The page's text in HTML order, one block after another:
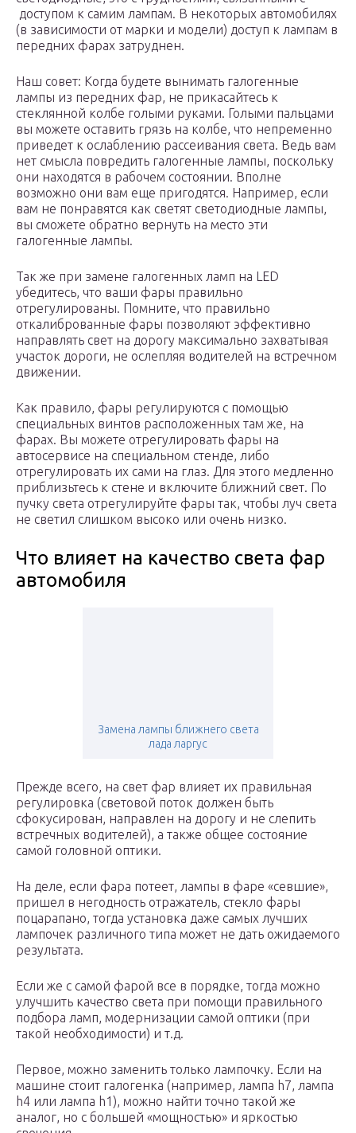
доступом к самим лампам. В некоторых автомобилях
(в зависимости от марки и модели) доступ к лампам в
передних фарах затруднен.
Наш совет: Когда будете вынимать галогенные
лампы из передних фар, не прикасайтесь к
стеклянной колбе голыми руками. Голыми пальцами
вы можете оставить грязь на колбе, что непременно
приведет к ослаблению рассеивания света. Ведь вам
нет смысла повредить галогенные лампы, поскольку
они находятся в рабочем состоянии. Вполне
возможно они вам еще пригодятся. Например, если
вам не понравятся как светят светодиодные лампы,
вы сможете обратно вернуть на место эти
галогенные лампы.
Так же при замене галогенных ламп на LED
убедитесь, что ваши фары правильно
отрегулированы. Помните, что правильно
откалиброванные фары позволяют эффективно
направлять свет на дорогу максимально захватывая
участок дороги, не ослепляя водителей на встречном
движении.
Как правило, фары регулируются с помощью
специальных винтов расположенных там же, на
фарах. Вы можете отрегулировать фары на
автосервисе на специальном стенде, либо
отрегулировать их сами на глаз. Для этого медленно
приблизьтесь к стене и включите ближний свет. По
пучку света отрегулируйте фары так, чтобы луч света
не светил слишком высоко или очень низко.
Что влияет на качество света фар
автомобиля
Замена лампы ближнего света
лада ларгус
Прежде всего, на свет фар влияет их правильная
регулировка (световой поток должен быть
сфокусирован, направлен на дорогу и не слепить
встречных водителей), а также общее состояние
самой головной оптики.
На деле, если фара потеет, лампы в фаре «севшие»,
пришел в негодность отражатель, стекло фары
поцарапано, тогда установка даже самых лучших
лампочек различного типа может не дать ожидаемого
результата.
Если же с самой фарой все в порядке, тогда можно
улучшить качество света при помощи правильного
подбора ламп, модернизации самой оптики (при
такой необходимости) и т.д.
Первое, можно заменить только лампочку. Если на
машине стоит галогенка (например, лампа h7, лампа
h4 или лампа h1), можно найти точно такой же
аналог, но с большей «мощностью» и яркостью